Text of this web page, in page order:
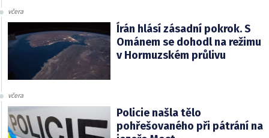
včera
Írán hlásí zásadní pokrok. S
Ománem se dohodl na režimu
v Hormuzském průlivu
včera
Policie našla tělo
pohřešovaného při pátrání na